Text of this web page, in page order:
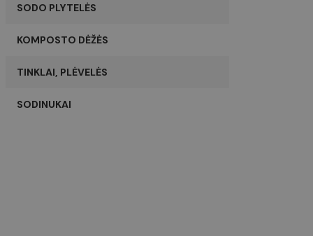
SODO PLYTELĖS
KOMPOSTO DĖŽĖS
TINKLAI, PLĖVELĖS
SODINUKAI